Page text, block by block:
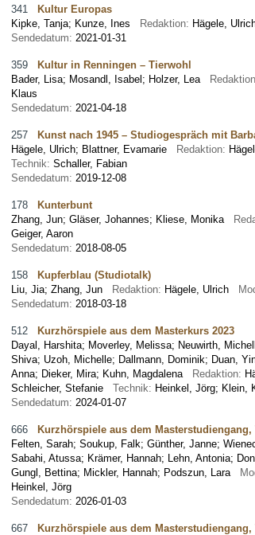
341 Kultur Europas
Kipke, Tanja; Kunze, Ines Redaktion: Hägele,
Sendedatum: 2021-01-31
359 Kultur in Renningen – Tierwohl
Bader, Lisa; Mosandl, Isabel; Holzer, Lea
Klaus
Sendedatum: 2021-04-18
257 Kunst nach 1945 – Studiogespräch mit
Hägele, Ulrich; Blattner, Evamarie Redaktion:
Technik: Schaller, Fabian
Sendedatum: 2019-12-08
178 Kunterbunt
Zhang, Jun; Gläser, Johannes; Kliese, Monika
Geiger, Aaron
Sendedatum: 2018-08-05
158 Kupferblau (Studiotalk)
Liu, Jia; Zhang, Jun Redaktion: Hägele, Ulrich
Sendedatum: 2018-03-18
512 Kurzhörspiele aus dem Masterkurs 2023
Dayal, Harshita; Moverley, Melissa; Neuwirth,
Shiva; Uzoh, Michelle; Dallmann, Dominik; Duan,
Anna; Dieker, Mira; Kuhn, Magdalena Redaktion:
Schleicher, Stefanie Technik: Heinkel, Jörg; Klein,
Sendedatum: 2024-01-07
666 Kurzhörspiele aus dem Masterstudiengang,
Felten, Sarah; Soukup, Falk; Günther, Janne;
Sabahi, Atussa; Krämer, Hannah; Lehn, Antonia;
Gungl, Bettina; Mickler, Hannah; Podszun, Lara
Heinkel, Jörg
Sendedatum: 2026-01-03
667 Kurzhörspiele aus dem Masterstudiengang,